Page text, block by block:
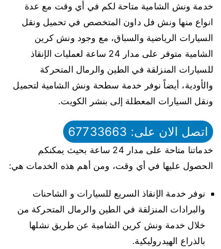
خدمة ونش الشامية متاحة لكم في أي وقت مع عدة
انواع منها ونش فل داون المتخصص في تحميل ونقل
السيارات الرياضية والسباق، مع وجود ونش كرين
الشامية متوفر على مدار 24 ساعة لعمليات الإنقاذ
للسيارات المنزلقة في الطين والرمال المتحركة
والأودية، أيضاً نوفر خدمة سطحة ونش الشامية لتحميل
ونقل السيارات المعطلة إلى بنشر الكويت.
اتصل الان على: 67733663
خدماتنا متاحة على مدار 24 ساعة بحيث يمكنكم
الحصول عليها في أي وقت، ومن أهم هذه الخدمات هي:
نوفر خدمة الإنقاذ السريع للسيارات و الشاحنات
والبرادات المنزلقة في الطين والرمال المتحركة من
خلال خدمة ونش كرين الشامية عن طريق نشلها
بالذراع الهيدروليكية.